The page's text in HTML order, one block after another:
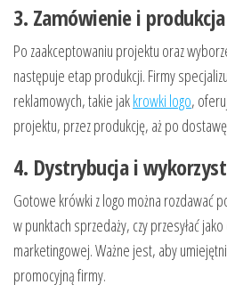
3. Zamówienie i produkcja
Po zaakceptowaniu projektu oraz
następuje etap produkcji. Firmy
reklamowych, takie jakkrowki logo,
projektu, przez produkcję, aż po
4. Dystrybucja i
Gotowe krówki z logo można rozdawać
w punktach sprzedaży, czy przesyłać
marketingowej. Ważne jest, aby
promocyjną firmy.